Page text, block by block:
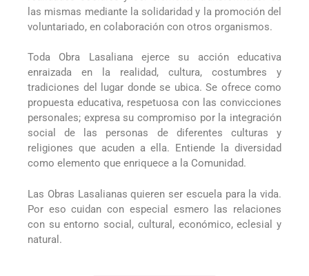
las mismas mediante la solidaridad y la promoción del
voluntariado, en colaboración con otros organismos.
Toda Obra Lasaliana ejerce su acción educativa
enraizada en la realidad, cultura, costumbres y
tradiciones del lugar donde se ubica. Se ofrece como
propuesta educativa, respetuosa con las convicciones
personales; expresa su compromiso por la integración
social de las personas de diferentes culturas y
religiones que acuden a ella. Entiende la diversidad
como elemento que enriquece a la Comunidad.
Las Obras Lasalianas quieren ser escuela para la vida.
Por eso cuidan con especial esmero las relaciones
con su entorno social, cultural, económico, eclesial y
natural.